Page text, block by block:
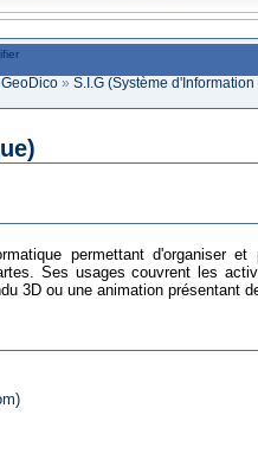
GeoDico »S.I.G (Système
permettant d'organiser et
Ses usages couvrent les
3D ou une animation